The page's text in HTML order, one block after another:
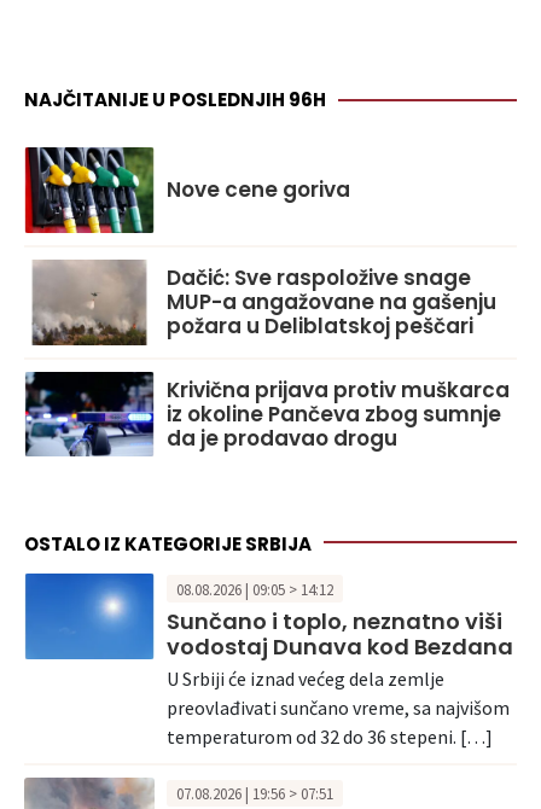
NAJČITANIJE U POSLEDNJIH 96H
Nove cene goriva
Dačić: Sve raspoložive snage
MUP-a angažovane na gašenju
požara u Deliblatskoj peščari
Krivična prijava protiv muškarca
iz okoline Pančeva zbog sumnje
da je prodavao drogu
OSTALO IZ KATEGORIJE SRBIJA
08.08.2026 | 09:05 > 14:12
Sunčano i toplo, neznatno viši
vodostaj Dunava kod Bezdana
U Srbiji će iznad većeg dela zemlje
preovlađivati sunčano vreme, sa najvišom
temperaturom od 32 do 36 stepeni. […]
07.08.2026 | 19:56 > 07:51